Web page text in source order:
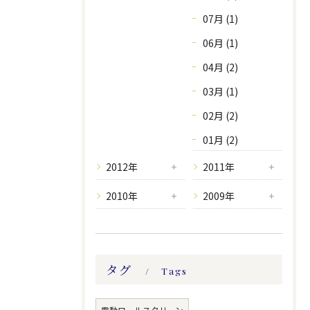
07月 (1)
06月 (1)
04月 (2)
03月 (1)
02月 (2)
01月 (2)
2012年
2011年
2010年 2009年
タグ Tags